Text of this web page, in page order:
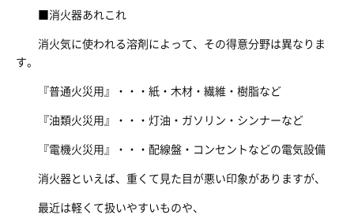
■消火器あれこれ
消火気に使われる溶剤によって、その得意分野は異なりま
す。
『普通火災用』・・・紙・木材・繊維・樹脂など
『油類火災用』・・・灯油・ガソリン・シンナーなど
『電機火災用』・・・配線盤・コンセントなどの電気設備
消火器といえば、重くて見た目が悪い印象がありますが、
最近は軽くて扱いやすいものや、